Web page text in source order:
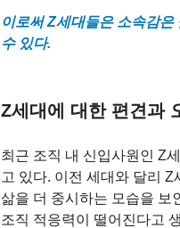
이로써 Z세대들은 소속감
수 있다.
Z세대에 대한 편견과
최근 조직 내 신입사원인 Z
고 있다. 이전 세대와 달리
삶을 더 중시하는 모습을 보
조직 적응력이 떨어진다고